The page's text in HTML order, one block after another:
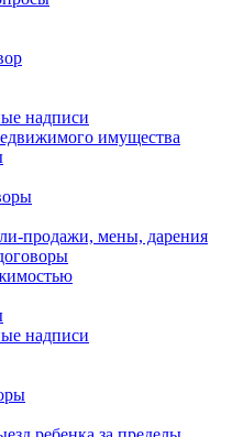
надписи
имущества
продажи, мены, дарения
надписи